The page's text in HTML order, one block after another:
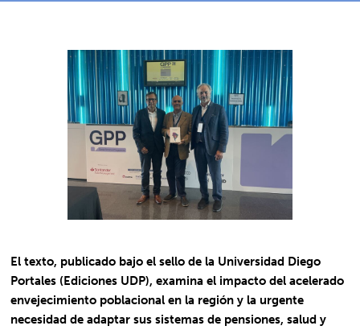
El texto, publicado bajo el sello de la Universidad Diego
Portales (Ediciones UDP), examina el impacto del acelerado
envejecimiento poblacional en la región y la urgente
necesidad de adaptar sus sistemas de pensiones, salud y